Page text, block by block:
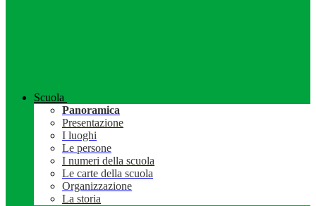
Scuola
Panoramica
Presentazione
I luoghi
Le persone
I numeri della scuola
Le carte della scuola
Organizzazione
La storia